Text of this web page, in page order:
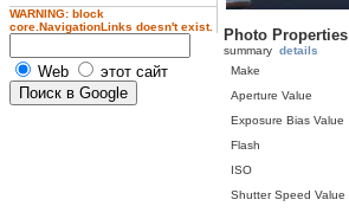
WARNING: block
core.NavigationLinks doesn't exist.
Web этот сайт
Photo Properties
summary details
Make
Aperture Value
Exposure Bias Value
Flash
ISO
Shutter Speed Value